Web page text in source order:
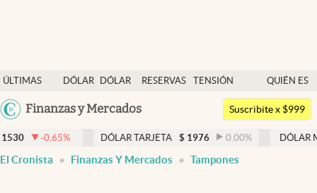
ÚLTIMAS
NOTICIAS
DÓLAR
DÓLAR
RESERVAS
TENSIÓN
GEOPOLÍTICA
QUIÉN ES
QUIÉN
Argentina
Finanzas y Mercados
Dólar
Members
Economía y Política
Finanzas y Mercados
Suscribite x $999
DÓLAR TARJETA $ 1976 0.00% DÓLAR MEP $
El Cronista Finanzas Y Mercados Tampones